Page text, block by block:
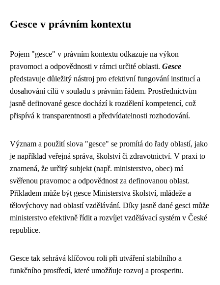
Gesce v právním kontextu
Pojem "gesce" v právním kontextu odkazuje na výkon
pravomoci a odpovědnosti v rámci určité oblasti. Gesce
představuje důležitý nástroj pro efektivní fungování institucí a
dosahování cílů v souladu s právním řádem. Prostřednictvím
jasně definované gesce dochází k rozdělení kompetencí, což
přispívá k transparentnosti a předvídatelnosti rozhodování.
Význam a použití slova "gesce" se promítá do řady oblastí, jako
je například veřejná správa, školství či zdravotnictví. V praxi to
znamená, že určitý subjekt (např. ministerstvo, obec) má
svěřenou pravomoc a odpovědnost za definovanou oblast.
Příkladem může být gesce Ministerstva školství, mládeže a
tělovýchovy nad oblastí vzdělávání. Díky jasně dané gesci může
ministerstvo efektivně řídit a rozvíjet vzdělávací systém v České
republice.
Gesce tak sehrává klíčovou roli při utváření stabilního a
funkčního prostředí, které umožňuje rozvoj a prosperitu.